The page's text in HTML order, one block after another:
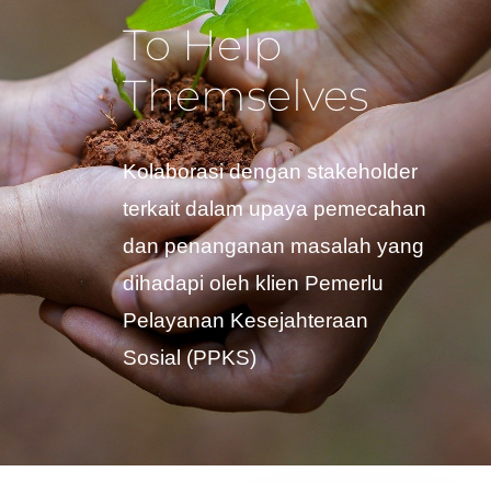
To Help
Themselves
Kolaborasi dengan stakeholder
terkait dalam upaya pemecahan
dan penanganan masalah yang
dihadapi oleh klien Pemerlu
Pelayanan Kesejahteraan
Sosial (PPKS)